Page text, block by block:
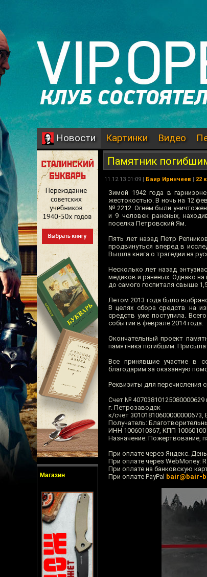
Новости Картинки Видео
Магазин
Памятник
11.12.13 01:09 | Баир Иринчеев | 22
Зимой 1942 года в
жестокостью. В ночь на 12
№ 2212. Огнем были
и 9 человек раненых,
поселка Петровский Ям.
Пять лет назад Петр
продвинуться вперед в
Вышла книга о трагедии на
Несколько лет назад
медиков и раненых. Однако на
до самого госпиталя свыше
Летом 2013 года было
В целях сбора средств на
средств уже поступила.
событий в феврале 2014 года.
Окончательный проект
памятника погибшим.
Все принявшие участие в
благодарим за оказанную
Реквизиты для перечисления
Счет №
г. Петрозаводск
к/счет 30101810600000000673,
Получатель:
ИНН 1006010367, КПП
Назначение: Пожертвование,
При оплате через Яндекс.
При оплате через WebMoney:
При оплате на банковскую
При оплате PayPal bair@bair-